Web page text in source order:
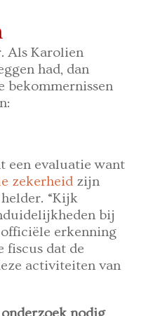
Als Karolien
had, dan
bekommernissen
een evaluatie want
zekerheid zijn
“Kijk
bij
erkenning
fiscus dat de
activiteiten van